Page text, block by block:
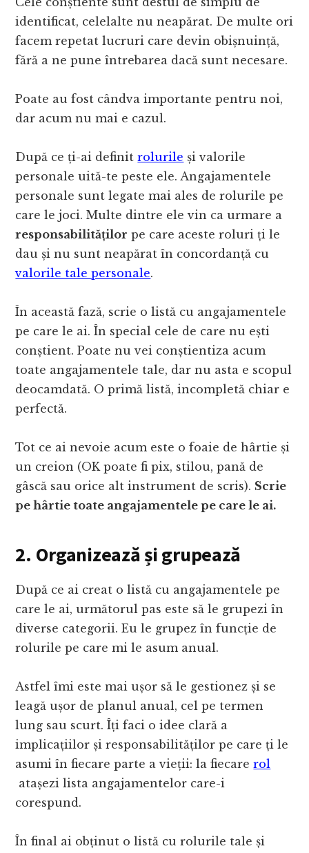
identificat, celelalte nu neapărat. De multe ori
facem repetat lucruri care devin obișnuință,
fără a ne pune întrebarea dacă sunt necesare.
Poate au fost cândva importante pentru noi,
dar acum nu mai e cazul.
După ce ți-ai definitrolurile și valorile
personale uită-te peste ele. Angajamentele
personale sunt legate mai ales de rolurile pe
care le joci. Multe dintre ele vin ca urmare a
responsabilităților pe care aceste roluri ți le
dau și nu sunt neapărat în concordanță cu
valorile tale personale.
În această fază, scrie o listă cu angajamentele
pe care le ai. În special cele de care nu ești
conștient. Poate nu vei conștientiza acum
toate angajamentele tale, dar nu asta e scopul
deocamdată. O primă listă, incompletă chiar e
perfectă.
Tot ce ai nevoie acum este o foaie de hârtie și
un creion (OK poate fi pix, stilou, pană de
gâscă sau orice alt instrument de scris). Scrie
pe hârtie toate angajamentele pe care le ai.
2. Organizează și grupează
După ce ai creat o listă cu angajamentele pe
care le ai, următorul pas este să le grupezi în
diverse categorii. Eu le grupez în funcție de
rolurile pe care mi le asum anual.
Astfel îmi este mai ușor să le gestionez și se
leagă ușor de planul anual, cel pe termen
lung sau scurt. Îți faci o idee clară a
implicațiilor și responsabilităților pe care ți le
asumi în fiecare parte a vieții: la fiecarerol
atașezi lista angajamentelor care-i
corespund.
În final ai obținut o listă cu rolurile tale și